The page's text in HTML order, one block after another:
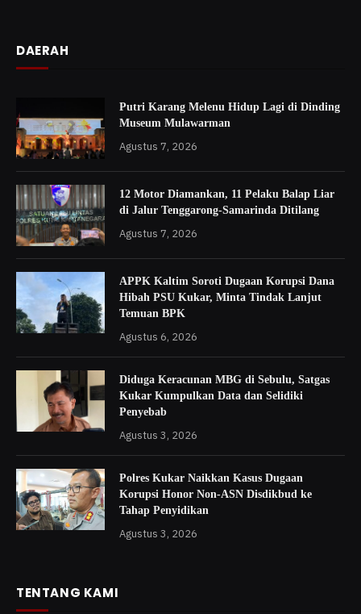
DAERAH
Putri Karang Melenu Hidup Lagi di Dinding
Museum Mulawarman
Agustus 7, 2026
12 Motor Diamankan, 11 Pelaku Balap Liar
di Jalur Tenggarong-Samarinda Ditilang
Agustus 7, 2026
APPK Kaltim Soroti Dugaan Korupsi Dana
Hibah PSU Kukar, Minta Tindak Lanjut
Temuan BPK
Agustus 6, 2026
Diduga Keracunan MBG di Sebulu, Satgas
Kukar Kumpulkan Data dan Selidiki
Penyebab
Agustus 3, 2026
Polres Kukar Naikkan Kasus Dugaan
Korupsi Honor Non-ASN Disdikbud ke
Tahap Penyidikan
Agustus 3, 2026
TENTANG KAMI